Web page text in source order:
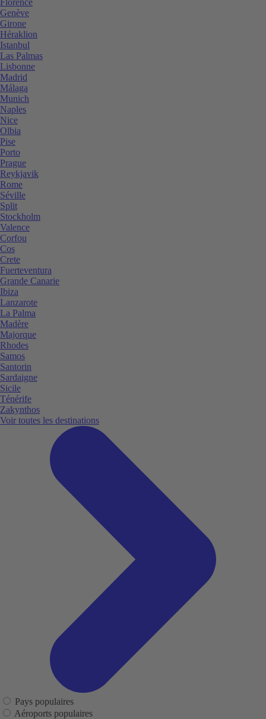
Genève
Girone
Héraklion
Istanbul
Las Palmas
Lisbonne
Madrid
Málaga
Munich
Naples
Nice
Olbia
Pise
Porto
Prague
Reykjavik
Rome
Séville
Split
Stockholm
Valence
Corfou
Cos
Crete
Fuerteventura
Grande Canarie
Ibiza
Lanzarote
La Palma
Madère
Majorque
Rhodes
Samos
Santorin
Sardaigne
Sicile
Ténérife
Zakynthos
Voir toutes les destinations
Pays populaires
Aéroports populaires